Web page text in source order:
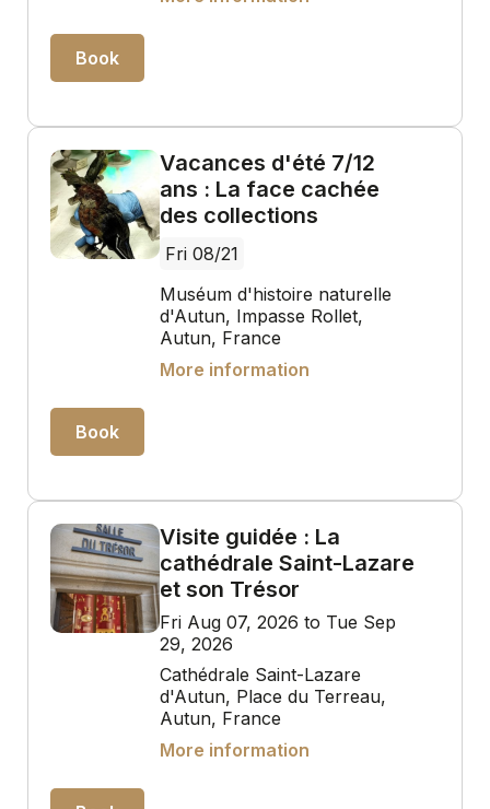
Book
Vacances d'été 7/12
ans : La face cachée
des collections
Fri 08/21
Muséum d'histoire naturelle
d'Autun, Impasse Rollet,
Autun, France
More information
Book
Visite guidée : La
cathédrale Saint-Lazare
et son Trésor
Fri Aug 07, 2026 to Tue Sep
29, 2026
Cathédrale Saint-Lazare
d'Autun, Place du Terreau,
Autun, France
More information